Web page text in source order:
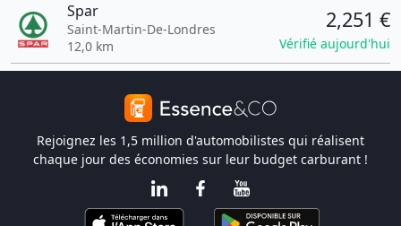
Spar
Saint-Martin-De-Londres
12,0 km
2,251 €
Vérifié aujourd'hui
Rejoignez les 1,5 million d'automobilistes qui réalisent
chaque jour des économies sur leur budget carburant !